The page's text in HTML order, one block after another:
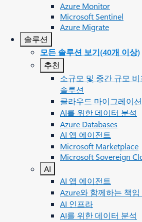
Azure Monitor
Microsoft Sentinel
Azure Migrate
솔루션
모든 솔루션 보기(40개 이상)
추천
소규모 및 중간 규모
솔루션
클라우드 마이그레이
AI를 위한 데이터 분석
Azure Databases
AI 앱 에이전트
Microsoft Marketplace
Microsoft Sovereign
AI
AI 앱 에이전트
Azure와 함께하는 책임
AI 인프라
AI를 위한 데이터 분석